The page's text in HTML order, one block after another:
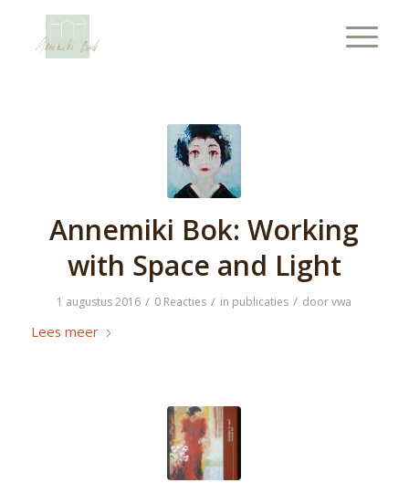
Annemiki Bok: Working
with Space and Light
1 augustus 2016 / 0 Reacties / in publicaties / doorvwa
Lees meer